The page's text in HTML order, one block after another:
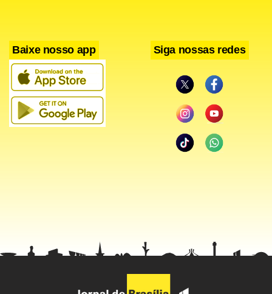
Documentos analisados pela área técnica da CVM
indicaram que ele sabia da inviabilidade econômica de
campos de petróleo de Tubarão Tigre, Tubarão Areia e
Tubarão Gato, na Bacia de Campos, pelo menos nove
meses antes de o fato ser comunicado ao mercado, em 1º
de julho de 2013. O empresário poderá ser julgado pela
financeira afetou todo o grupo. Parte das empresas foi
vendida a investidores estrangeiros. A OGX e a OSX estão
Baixe nosso app Siga nossas redes